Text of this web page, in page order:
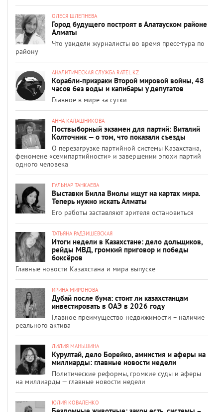
ОЛЕСЯ ШЛЕПНЕВА
Город будущего построят в Алатауском районе
Алматы
Что увидели журналисты во время пресс-тура по
району
АНАЛИТИЧЕСКАЯ СЛУЖБА RATEL.KZ
Корабли-призраки Второй мировой войны, 48
часов без воды и капибары у депутатов
Главное в мире за сутки
АННА КАЛАШНИКОВА
Поствыборный экзамен для партий: Виталий
Колточник — о том, что показали съезды
О перезагрузке партийной системы Казахстана,
феномене «семипартийности» и завершении эпохи партий
одного человека
ГУЛЬНАР ТАНКАЕВА
Выставки Билла Виолы ищут на картах мира.
Теперь нужно искать Алматы
Его работы заставляют зрителя остановиться
ТАТЬЯНА РАДЗИШЕВСКАЯ
Итоги недели в Казахстане: дело дольщиков,
рейды МВД, громкий приговор и победы
боксёров
Главные новости Казахстана и мира выпуске
ИРИНА МИРОНОВА
Дубай после бума: стоит ли казахстанцам
инвестировать в ОАЭ в 2026 году
Главное преимущество недвижимости – наличие
реального актива
ЛИЛИЯ МАНЬШИНА
Курултай, дело Борейко, амнистия и аферы на
миллиарды: главные новости недели
Политические реформы, громкие суды и аферы
на миллиарды — главные новости недели
ЮЛИЯ КОВАЛЕНКО